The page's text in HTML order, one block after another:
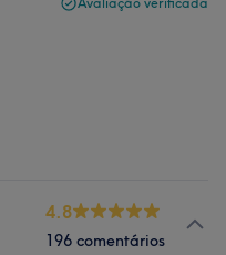
4.8
196 comentários